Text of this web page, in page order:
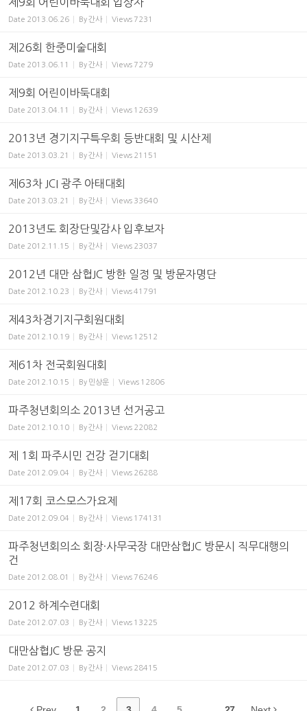
Date 2013.06.26 By간사 Views 7231
제26회 한중미술대회
Date 2013.06.11 By간사 Views 7279
제9회 어린이바둑대회
Date 2013.04.11 By간사 Views 12639
2013년 경기지구특우회 등반대회 및 시산제
Date 2013.03.21 By간사 Views 21151
제63차 JCI 광주 아태대회
Date 2013.03.21 By간사 Views 33640
2013년도 회장단및감사 입후보자
Date 2012.11.15 By간사 Views 23037
2012년 대만 삼협JC 방한 일정 및 방문자명단
Date 2012.10.23 By간사 Views41791
제43차경기지구회원대회
Date 2012.10.19 By간사 Views 12512
제61차 전국회원대회
Date 2012.10.15 By 민상운 Views 12806
파주청년회의소 2013년 선거공고
Date 2012.10.10 By간사 Views 22082
제 1회 파주시민 건강 걷기대회
Date 2012.09.04 By간사 Views 26288
제17회 코스모스가요제
Date 2012.09.04 By간사 Views 174131
파주청년회의소 회장·사무국장 대만삼협JC 방문시 직무대행의
건
Date 2012.08.01 By간사 Views 76246
2012 하계수련대회
Date 2012.07.03 By간사 Views 13225
대만삼협JC 방문 공지
Date 2012.07.03 By간사 Views 28415